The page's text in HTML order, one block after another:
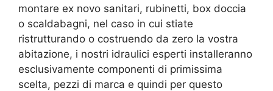
montare ex novo sanitari, rubinetti, box doccia
o scaldabagni, nel caso in cui stiate
ristrutturando o costruendo da zero la vostra
abitazione, i nostri idraulici esperti installeranno
esclusivamente componenti di primissima
scelta, pezzi di marca e quindi per questo